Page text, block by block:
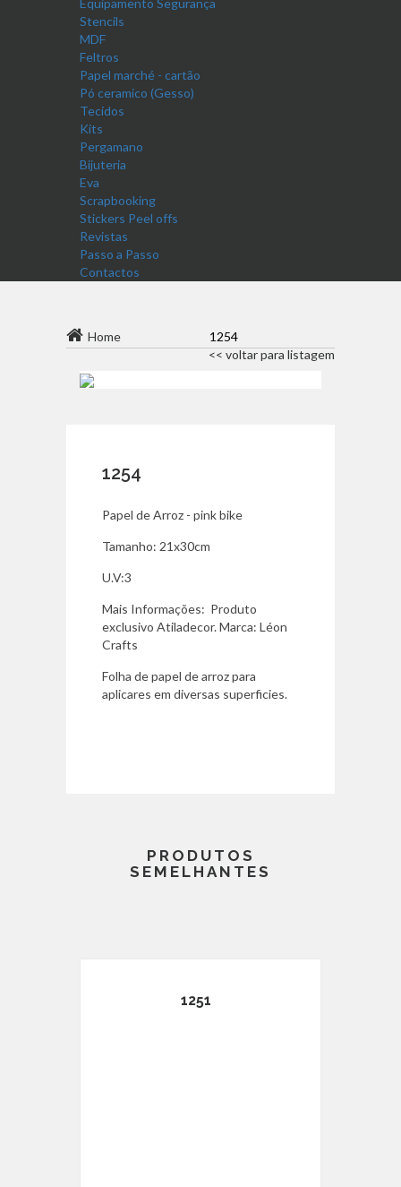
Equipamento Segurança
Stencils
MDF
Feltros
Papel marché - cartão
Pó ceramico (Gesso)
Tecidos
Kits
Pergamano
Bijuteria
Eva
Scrapbooking
Stickers Peel offs
Revistas
Passo a Passo
Contactos
Home
1254
<< voltar para listagem
1254
Papel de Arroz - pink bike
Tamanho: 21x30cm
U.V:3
Mais Informações: Produto
exclusivo Atiladecor. Marca: Léon
Crafts
Folha de papel de arroz para
aplicares em diversas superficies.
PRODUTOS
SEMELHANTES
1251